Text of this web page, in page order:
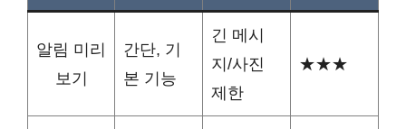
알림 미리
보기
간단, 기
본 기능
긴 메시
지/사진
제한
★★★